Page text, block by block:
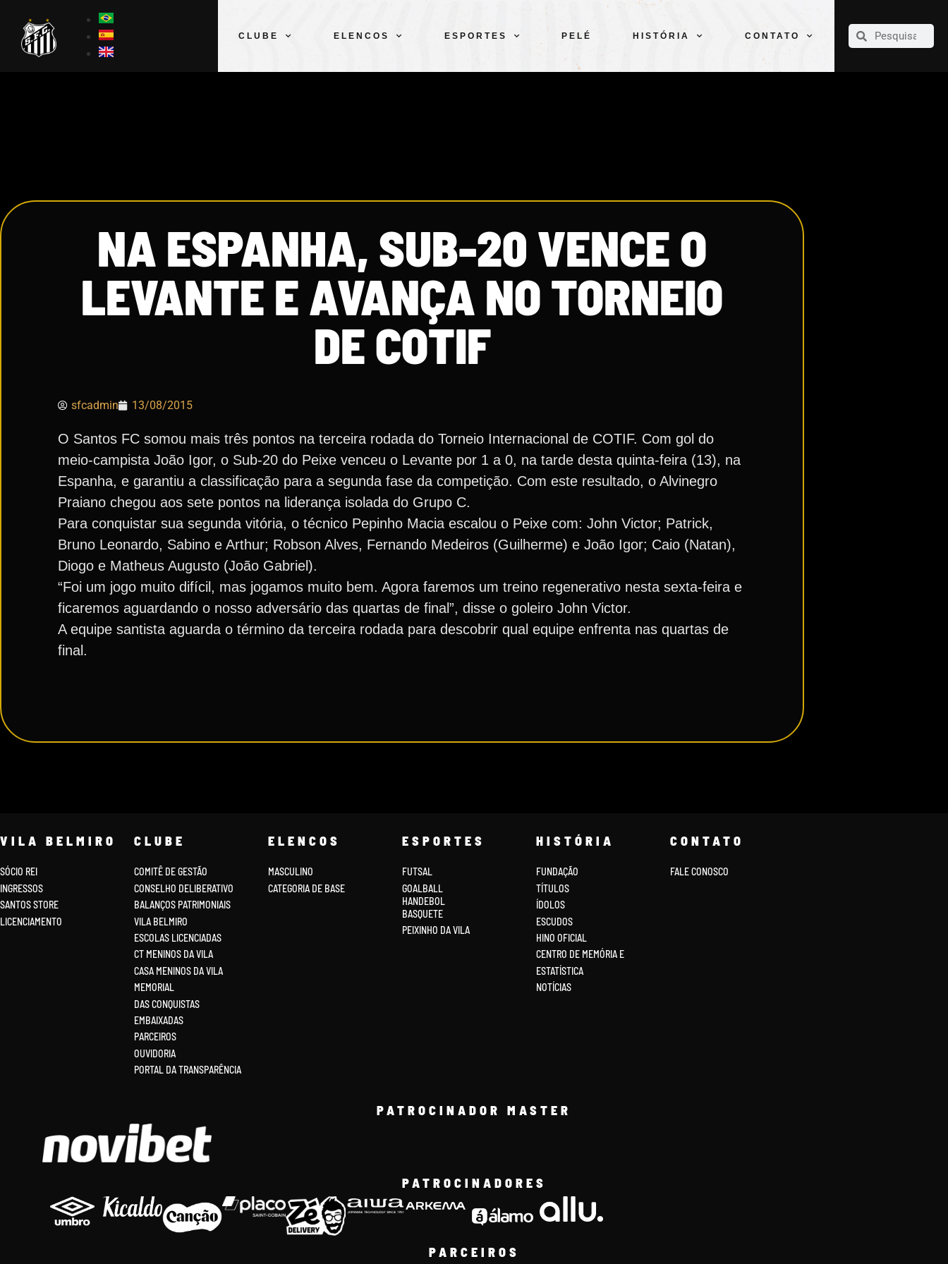
CLUBE ELENCOS ESPORTES PELÉ HISTÓRIA CONTATO
CLUBE
CONTATO
NA ESPANHA, SUB-20 VENCE O
LEVANTE E AVANÇA NO TORNEIO
DE COTIF
sfcadmin 13/08/2015
O Santos FC somou mais três pontos na terceira rodada do Torneio Internacional de COTIF. Com gol do
meio-campista João Igor, o Sub-20 do Peixe venceu o Levante por 1 a 0, na tarde desta quinta-feira (13), na
Espanha, e garantiu a classificação para a segunda fase da competição. Com este resultado, o Alvinegro
Praiano chegou aos sete pontos na liderança isolada do Grupo C.
Para conquistar sua segunda vitória, o técnico Pepinho Macia escalou o Peixe com: John Victor; Patrick,
Bruno Leonardo, Sabino e Arthur; Robson Alves, Fernando Medeiros (Guilherme) e João Igor; Caio (Natan),
Diogo e Matheus Augusto (João Gabriel).
“Foi um jogo muito difícil, mas jogamos muito bem. Agora faremos um treino regenerativo nesta sexta-feira e
ficaremos aguardando o nosso adversário das quartas de final”, disse o goleiro John Victor.
A equipe santista aguarda o término da terceira rodada para descobrir qual equipe enfrenta nas quartas de
final.
VILA BELMIRO
SÓCIO REI
INGRESSOS
SANTOS STORE
LICENCIAMENTO
CLUBE
COMITÊ DE GESTÃO
CONSELHO DELIBERATIVO
BALANÇOS PATRIMONIAIS
VILA BELMIRO
ESCOLAS LICENCIADAS
CT MENINOS DA VILA
CASA MENINOS DA VILA
MEMORIAL
DAS CONQUISTAS
EMBAIXADAS
PARCEIROS
OUVIDORIA
PORTAL DA TRANSPARÊNCIA
ELENCOS
MASCULINO
CATEGORIA DE BASE
ESPORTES
FUTSAL
GOALBALL
HANDEBOL
BASQUETE
PEIXINHO DA VILA
HISTÓRIA
FUNDAÇÃO
TÍTULOS
ÍDOLOS
ESCUDOS
HINO OFICIAL
CENTRO DE MEMÓRIA E
ESTATÍSTICA
NOTÍCIAS
CONTATO
FALE CONOSCO
PATROCINADOR MASTER
PATROCINADORES
PARCEIROS